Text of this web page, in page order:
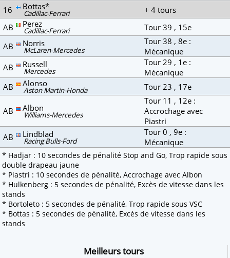
16
Bottas*
Cadillac-Ferrari
+ 4 tours
AB
Perez
Cadillac-Ferrari
Tour 39 , 15e
AB
Norris
McLaren-Mercedes
Tour 38 , 8e :
Mécanique
AB
Russell
Mercedes
Tour 29 , 1e :
Mécanique
AB
Alonso
Aston Martin-Honda Tour 23 , 17e
AB Albon
Williams-Mercedes
Tour 11 , 12e :
Accrochage avec
Piastri
AB
Lindblad
Racing Bulls-Ford
Tour 0 , 9e :
Mécanique
* Hadjar : 10 secondes de pénalité Stop and Go, Trop rapide sous
double drapeau jaune
* Piastri : 10 secondes de pénalité, Accrochage avec Albon
* Hulkenberg : 5 secondes de pénalité, Excès de vitesse dans les
stands
* Bortoleto : 5 secondes de pénalité, Trop rapide sous VSC
* Bottas : 5 secondes de pénalité, Excès de vitesse dans les
stands
Meilleurs tours